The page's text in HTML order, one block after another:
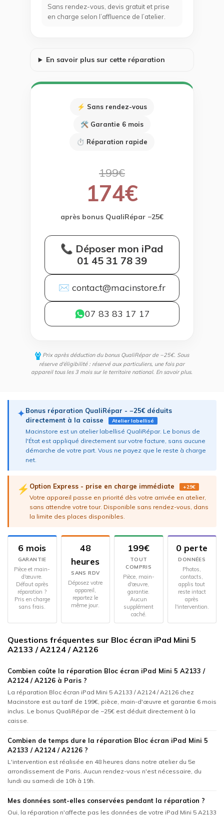
Sans rendez-vous, devis gratuit et prise
en charge selon l’affluence de l’atelier.
En savoir plus sur cette réparation
⚡ Sans rendez-vous
🛠 Garantie 6 mois
⏱ Réparation rapide
199€
174€
après bonus QualiRépar −25€
📞 Déposer mon iPad
01 45 31 78 39
✉ contact@macinstore.fr
07 83 83 17 17
Prix après déduction du bonus QualiRépar de −25€. Sous
réserve d'éligibilité : réservé aux particuliers, une fois par
appareil tous les 3 mois sur le territoire national. En savoir plus.
✦Bonus réparation QualiRépar - −25€ déduits
directement à la caisse
Atelier labellisé
Macinstore est un atelier labellisé QualiRépar. Le bonus de
l'État est appliqué directement sur votre facture, sans aucune
démarche de votre part. Vous ne payez que le reste à charge
net.
⚡ Option Express - prise en charge immédiate +29€
Votre appareil passe en priorité dès votre arrivée en atelier,
sans attendre votre tour. Disponible sans rendez-vous, dans
la limite des places disponibles.
6 mois
GARANTIE
Pièce et main-
d'œuvre.
Défaut après
réparation ?
Pris en charge
sans frais.
48
heures
SANS RDV
Déposez votre
appareil,
repartez le
même jour.
199€
TOUT
COMPRIS
Pièce, main-
d'œuvre,
garantie.
Aucun
supplément
caché.
0 perte
DONNÉES
Photos,
contacts,
applis tout
reste intact
après
l'intervention.
Questions fréquentes sur Bloc écran iPad Mini 5
A2133 / A2124 / A2126
Combien coûte la réparation Bloc écran iPad Mini 5 A2133 /
A2124 / A2126 à Paris ?
La réparation Bloc écran iPad Mini 5 A2133 / A2124 / A2126 chez
Macinstore est au tarif de 199€, pièce, main-d'œuvre et garantie 6 mois
inclus. Le bonus QualiRépar de −25€ est déduit directement à la
caisse.
Combien de temps dure la réparation Bloc écran iPad Mini 5
A2133 / A2124 / A2126 ?
L'intervention est réalisée en 48 heures dans notre atelier du 5e
arrondissement de Paris. Aucun rendez-vous n'est nécessaire, du
lundi au samedi de 10h à 19h.
Mes données sont-elles conservées pendant la réparation ?
Oui, la réparation n'affecte pas les données de votre iPad Mini 5 A2133